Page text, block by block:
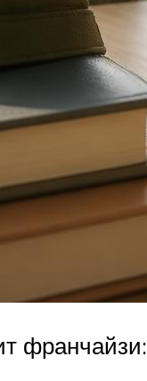
франчайзи: